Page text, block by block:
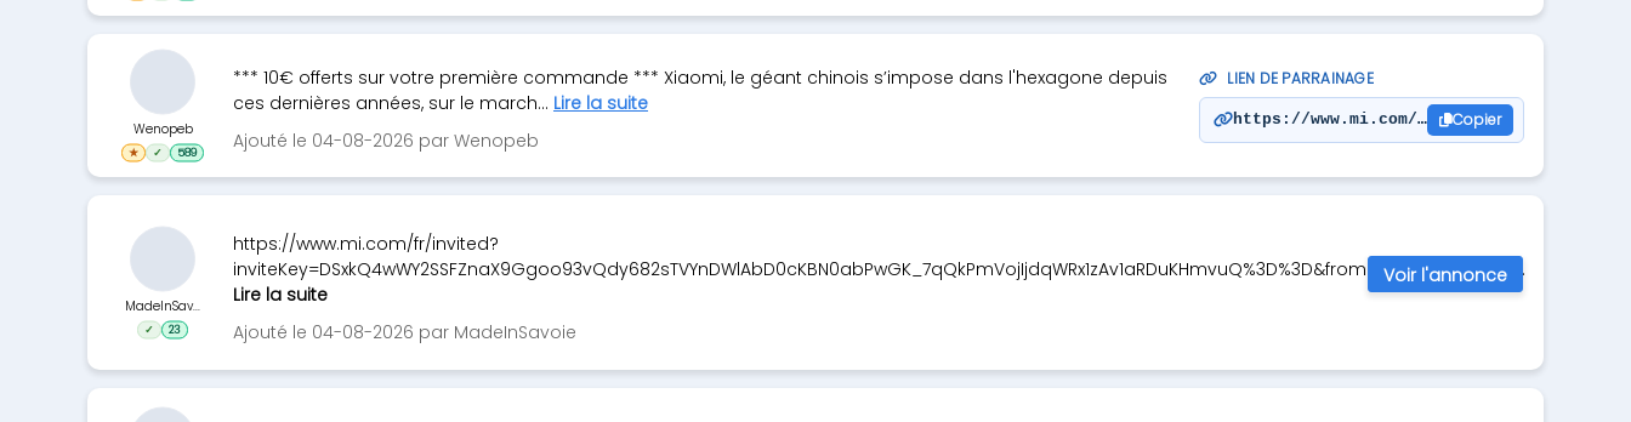
*** 10€ offerts sur votre première commande *** Xiaomi, le géant chinois s’impose dans l'hexagone depuis
ces dernières années, sur le march... Lire la suite
Ajouté le 04-08-2026 par Wenopeb
LIEN DE PARRAINAGE
https://www.mi.com/fr/ Copier
Wenopeb
★ ✓ 589
https://www.mi.com/fr/invited?
inviteKey=DSxkQ4wWY2SSFZnaX9Ggoo93vQdy682sTVYnDWlAbD0cKBN0abPwGK_7qQkPmVojIjdqWRx1zAv1aRDuKHmvuQ%3D%3D&from=pc&utm_chann...
Lire la suite
Ajouté le 04-08-2026 par MadeInSavoie
MadeInSav...
✓ 23
Voir l'annonce